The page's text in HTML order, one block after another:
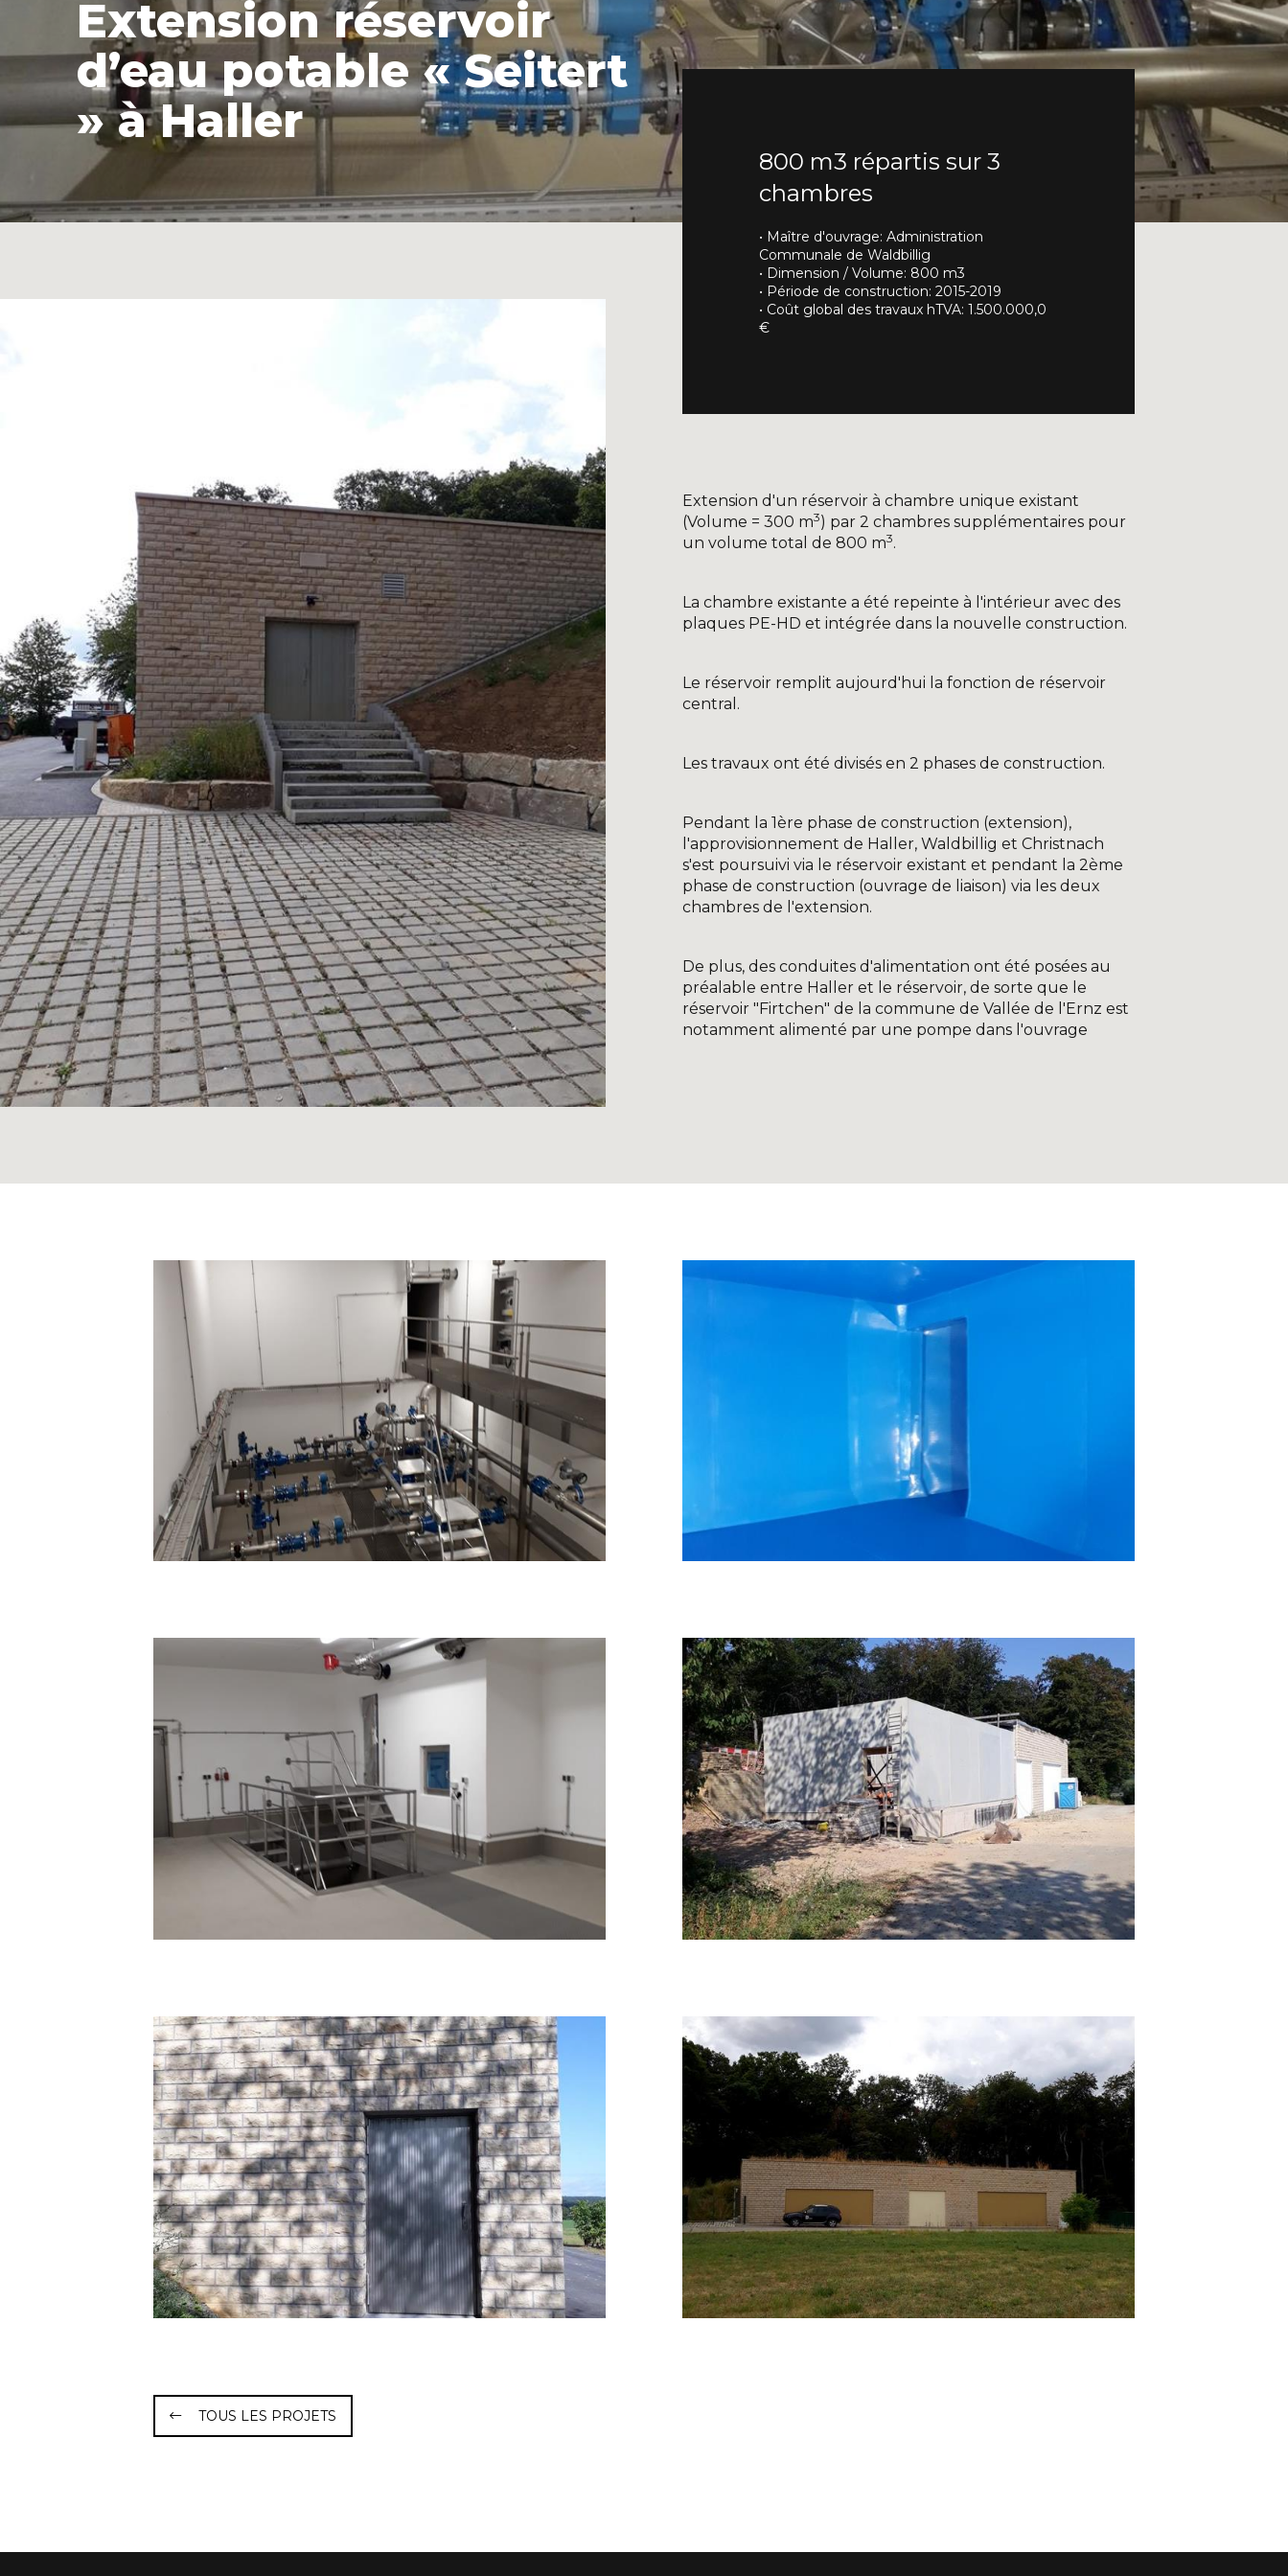
CARRIÈRE
CONTACT
Interlocuteurs
INFO@DAEDALUS.LU
Extension réservoir
d’eau potable « Seitert
» à Haller
800 m3 répartis sur 3
chambres
• Maître d'ouvrage: Administration
Communale de Waldbillig
• Dimension / Volume: 800 m3
• Période de construction: 2015-2019
• Coût global des travaux hTVA: 1.500.000,0
€
Extension d'un réservoir à chambre unique existant
(Volume = 300 m3) par 2 chambres supplémentaires pour
un volume total de 800 m3.
La chambre existante a été repeinte à l'intérieur avec des
plaques PE-HD et intégrée dans la nouvelle construction.
Le réservoir remplit aujourd'hui la fonction de réservoir
central.
Les travaux ont été divisés en 2 phases de construction.
Pendant la 1ère phase de construction (extension),
l'approvisionnement de Haller, Waldbillig et Christnach
s'est poursuivi via le réservoir existant et pendant la 2ème
phase de construction (ouvrage de liaison) via les deux
chambres de l'extension.
De plus, des conduites d'alimentation ont été posées au
préalable entre Haller et le réservoir, de sorte que le
réservoir "Firtchen" de la commune de Vallée de l'Ernz est
notamment alimenté par une pompe dans l'ouvrage
TOUS LES PROJETS